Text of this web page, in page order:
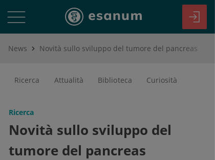
News Novità sullo sviluppo del tumore del pancreas
Ricerca Attualità Biblioteca Curiosità
Ricerca
Novità sullo sviluppo del
tumore del pancreas